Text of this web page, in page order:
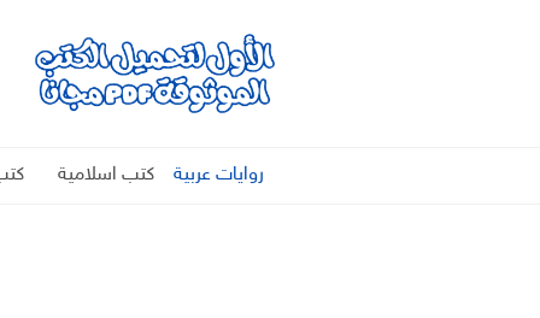
روايات عربية كتب اسلامية